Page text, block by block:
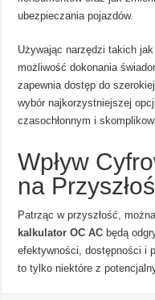
ubezpieczania pojazdów.
Używając narzędzi takich jak
możliwość dokonania
zapewnia dostęp do
wybór najkorzystniejszej
czasochłonnym i
Wpływ
na
Patrząc w przyszłość,
kalkulator OC AC będą
efektywności, dostępności i
to tylko niektóre z